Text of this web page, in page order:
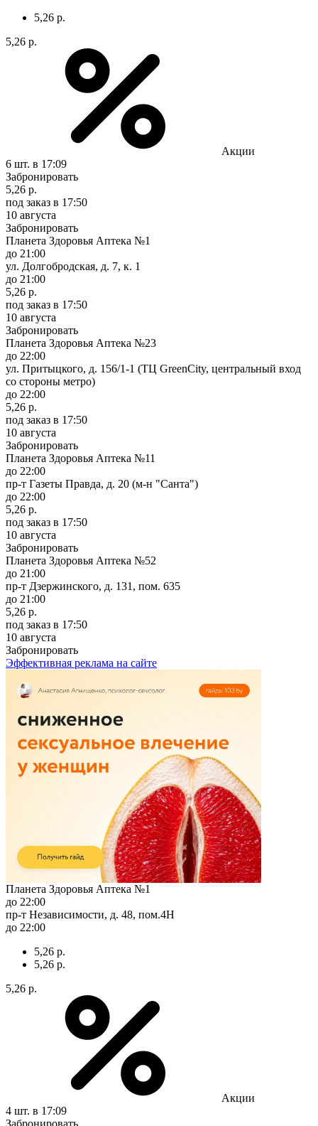
5,26 р.
5,26 р.
Акции
6 шт. в 17:09
Забронировать
5,26 р.
под заказ в 17:50
10 августа
Забронировать
Планета Здоровья Аптека №1
до 21:00
ул. Долгобродская, д. 7, к. 1
до 21:00
5,26 р.
под заказ в 17:50
10 августа
Забронировать
Планета Здоровья Аптека №23
до 22:00
ул. Притыцкого, д. 156/1-1 (ТЦ GreenCity, центральный вход
со стороны метро)
до 22:00
5,26 р.
под заказ в 17:50
10 августа
Забронировать
Планета Здоровья Аптека №11
до 22:00
пр-т Газеты Правда, д. 20 (м-н "Санта")
до 22:00
5,26 р.
под заказ в 17:50
10 августа
Забронировать
Планета Здоровья Аптека №52
до 21:00
пр-т Дзержинского, д. 131, пом. 635
до 21:00
5,26 р.
под заказ в 17:50
10 августа
Забронировать
Эффективная реклама на сайте
Планета Здоровья Аптека №1
до 22:00
пр-т Независимости, д. 48, пом.4Н
до 22:00
5,26 р.
5,26 р.
5,26 р.
Акции
4 шт. в 17:09
Забронировать